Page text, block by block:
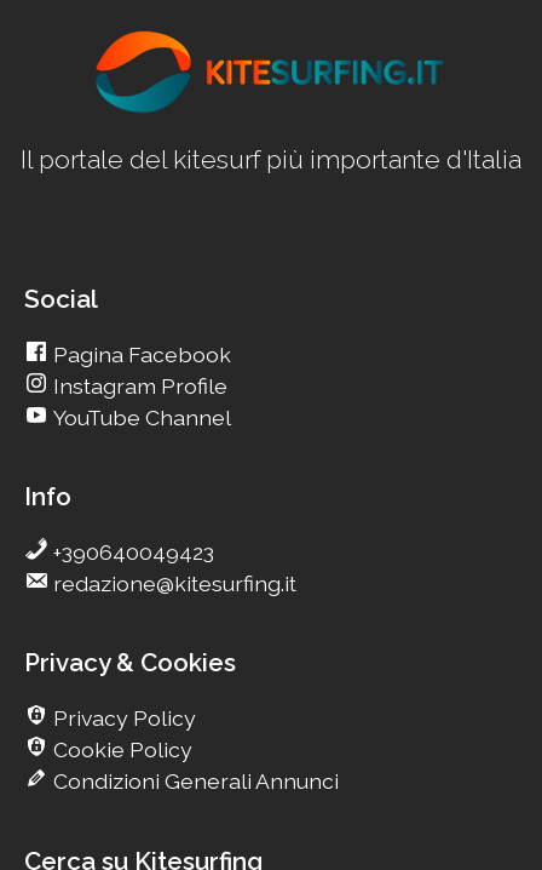
Il portale del kitesurf più importante d'Italia
Social
Pagina Facebook
Instagram Profile
YouTube Channel
Info
+390640049423
redazione@kitesurfing.it
Privacy & Cookies
Privacy Policy
Cookie Policy
Condizioni Generali Annunci
Cerca su Kitesurfing